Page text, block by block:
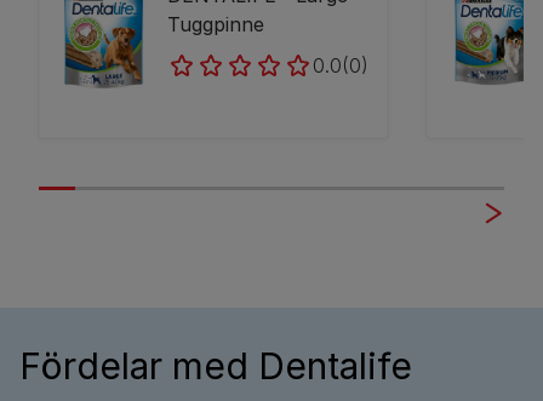
Tuggpinne
0.0(0)
Fördelar med Dentalife